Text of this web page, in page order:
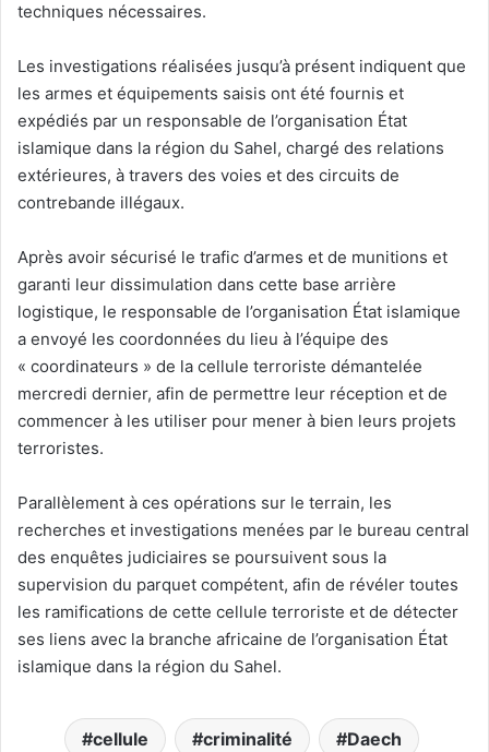
techniques nécessaires.
Les investigations réalisées jusqu’à présent indiquent que
les armes et équipements saisis ont été fournis et
expédiés par un responsable de l’organisation État
islamique dans la région du Sahel, chargé des relations
extérieures, à travers des voies et des circuits de
contrebande illégaux.
Après avoir sécurisé le trafic d’armes et de munitions et
garanti leur dissimulation dans cette base arrière
logistique, le responsable de l’organisation État islamique
a envoyé les coordonnées du lieu à l’équipe des
« coordinateurs » de la cellule terroriste démantelée
mercredi dernier, afin de permettre leur réception et de
commencer à les utiliser pour mener à bien leurs projets
terroristes.
Parallèlement à ces opérations sur le terrain, les
recherches et investigations menées par le bureau central
des enquêtes judiciaires se poursuivent sous la
supervision du parquet compétent, afin de révéler toutes
les ramifications de cette cellule terroriste et de détecter
ses liens avec la branche africaine de l’organisation État
islamique dans la région du Sahel.
cellule criminalité Daech